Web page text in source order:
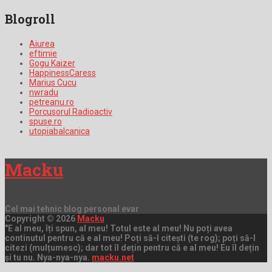
Blogroll
Aiurea
eftimie
Gogu Kaizer
HappinessCaress
Marius Cucu
nwradu
petreanu.ro
Porcusorul Radioactiv
spuse.ro
utopiabalcanica
Macku
Cel mai tehnic blog personal evar
Copyright © 2026 Macku
"E al meu, îți spun, al meu! Totul este al meu! Nu poți avea
continutul pentru că e al meu! Poți să-l citești (te rog); poți să-l
citezi (mulțumesc); dar tot îl dețin pentru că e al meu! Eu îl dețin
și tu nu. Nya-nya-nya. macku.net